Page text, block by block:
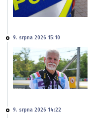
9. srpna 2026 15:10
9. srpna 2026 14:22